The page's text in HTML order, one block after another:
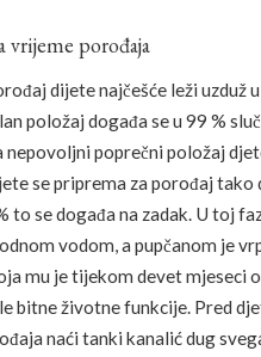
vrijeme porođaja
dijete najčešće leži uzduž
položaj događa se u 99 %
nepovoljni poprečni položaj
se priprema za porođaj tako
to se događa na zadak. U toj
vodom, a pupčanom je
mu je tijekom devet mjeseci
bitne životne funkcije. Pred
naći tanki kanalić dug